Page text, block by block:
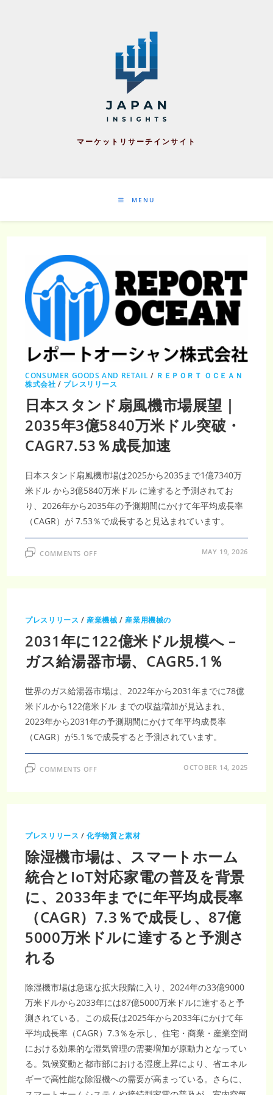
マーケットリサーチインサイト
MENU
CONSUMER GOODS AND RETAIL / ＲＥＰＯＲＴ ＯＣＥＡＮ
株式会社 / プレスリリース
日本スタンド扇風機市場展望｜
2035年3億5840万米ドル突破・
CAGR7.53％成長加速
日本スタンド扇風機市場は2025から2035まで1億7340万
米ドル から3億5840万米ドル に達すると予測されてお
り、2026年から2035年の予測期間にかけて年平均成長率
（CAGR）が 7.53％で成長すると見込まれています。
COMMENTS OFFON
風
機
場
展
望
｜
2035
3
億
5840
万
米
ド
ル
突
CAGR7.53％
成
MAY 19, 2026
プレスリリース /産業機械 /産業用機械の
2031年に122億米ドル規模へ –
ガス給湯器市場、CAGR5.1％
世界のガス給湯器市場は、2022年から2031年までに78億
米ドルから122億米ドル までの収益増加が見込まれ、
2023年から2031年の予測期間にかけて年平均成長率
（CAGR）が5.1％で成長すると予測されています。
COMMENTS OFFON
ル
規
へ
–
ガ
ス
給
湯
器
市
場、
CAGR5.1％
OCTOBER 14, 2025
プレスリリース /化学物質と素材
除湿機市場は、スマートホーム
統合とIoT対応家電の普及を背景
に、2033年までに年平均成長率
（CAGR）7.3％で成長し、87億
5000万米ドルに達すると予測さ
れる
除湿機市場は急速な拡大段階に入り、2024年の33億9000
万米ドルから2033年には87億5000万米ドルに達すると予
測されている。この成長は2025年から2033年にかけて年
平均成長率（CAGR）7.3％を示し、住宅・商業・産業空間
における効果的な湿気管理の需要増加が原動力となってい
る。気候変動と都市部における湿度上昇により、省エネル
ギーで高性能な除湿機への需要が高まっている。さらに、